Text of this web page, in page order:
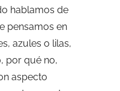
hablamos de
pensamos en
azules o lilas,
por qué no,
aspecto